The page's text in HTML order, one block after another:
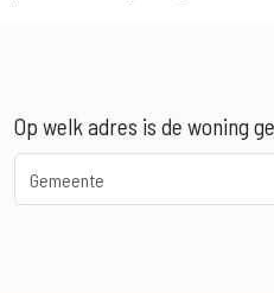
Op welk adres is de woning